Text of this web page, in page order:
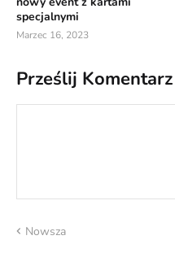
specjalnymi
Marzec 16, 2023
Prześlij Komentarz
Nowsza